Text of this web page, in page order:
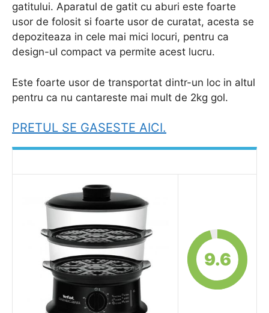
gatitului. Aparatul de gatit cu aburi este foarte
usor de folosit si foarte usor de curatat, acesta se
depoziteaza in cele mai mici locuri, pentru ca
design-ul compact va permite acest lucru.
Este foarte usor de transportat dintr-un loc in altul
pentru ca nu cantareste mai mult de 2kg gol.
PRETUL SE GASESTE AICI.
9.6